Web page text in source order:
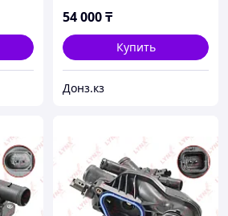
54 000₸
Купить
Донз.кз